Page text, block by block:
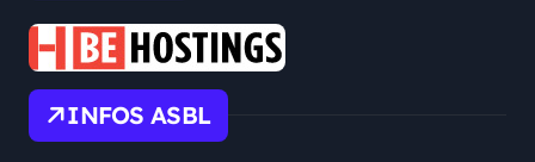
d
e
l
’
INFOS ASBL